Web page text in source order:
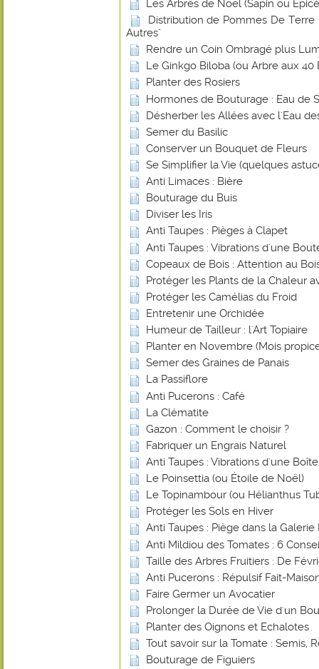
Les Arbres de Noël (Sapin ou
Distribution de Pommes De
Autres"
Rendre un Coin Ombragé plus
Le Ginkgo Biloba (ou Arbre aux 40
Planter des Rosiers
Hormones de Bouturage : Eau de
Désherber les Allées avec l'Eau
Semer du Basilic
Conserver un Bouquet de Fleurs
Se Simplifier la Vie (quelques
Anti Limaces : Bière
Bouturage du Buis
Diviser les Iris
Anti Taupes : Pièges à Clapet
Anti Taupes : Vibrations d'une
Copeaux de Bois : Attention au
Protéger les Plants de la Chaleur
Protéger les Camélias du Froid
Entretenir une Orchidée
Humeur de Tailleur : l'Art Topiaire
Planter en Novembre (Mois
Semer des Graines de Panais
La Passiflore
Anti Pucerons : Café
La Clématite
Gazon : Comment le choisir ?
Fabriquer un Engrais Naturel
Anti Taupes : Vibrations d'une
Le Poinsettia (ou Étoile de Noël)
Le Topinambour (ou Hélianthus
Protéger les Sols en Hiver
Anti Taupes : Piège dans la Galerie
Anti Mildiou des Tomates : 6
Taille des Arbres Fruitiers : De
Anti Pucerons : Répulsif Fait-
Faire Germer un Avocatier
Prolonger la Durée de Vie d'un
Planter des Oignons et Echalotes
Tout savoir sur la Tomate : Semis,
Bouturage de Figuiers